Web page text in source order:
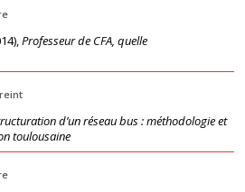
),Professeur de CFA, quelle
d’un réseau bus : méthodologie et
toulousaine